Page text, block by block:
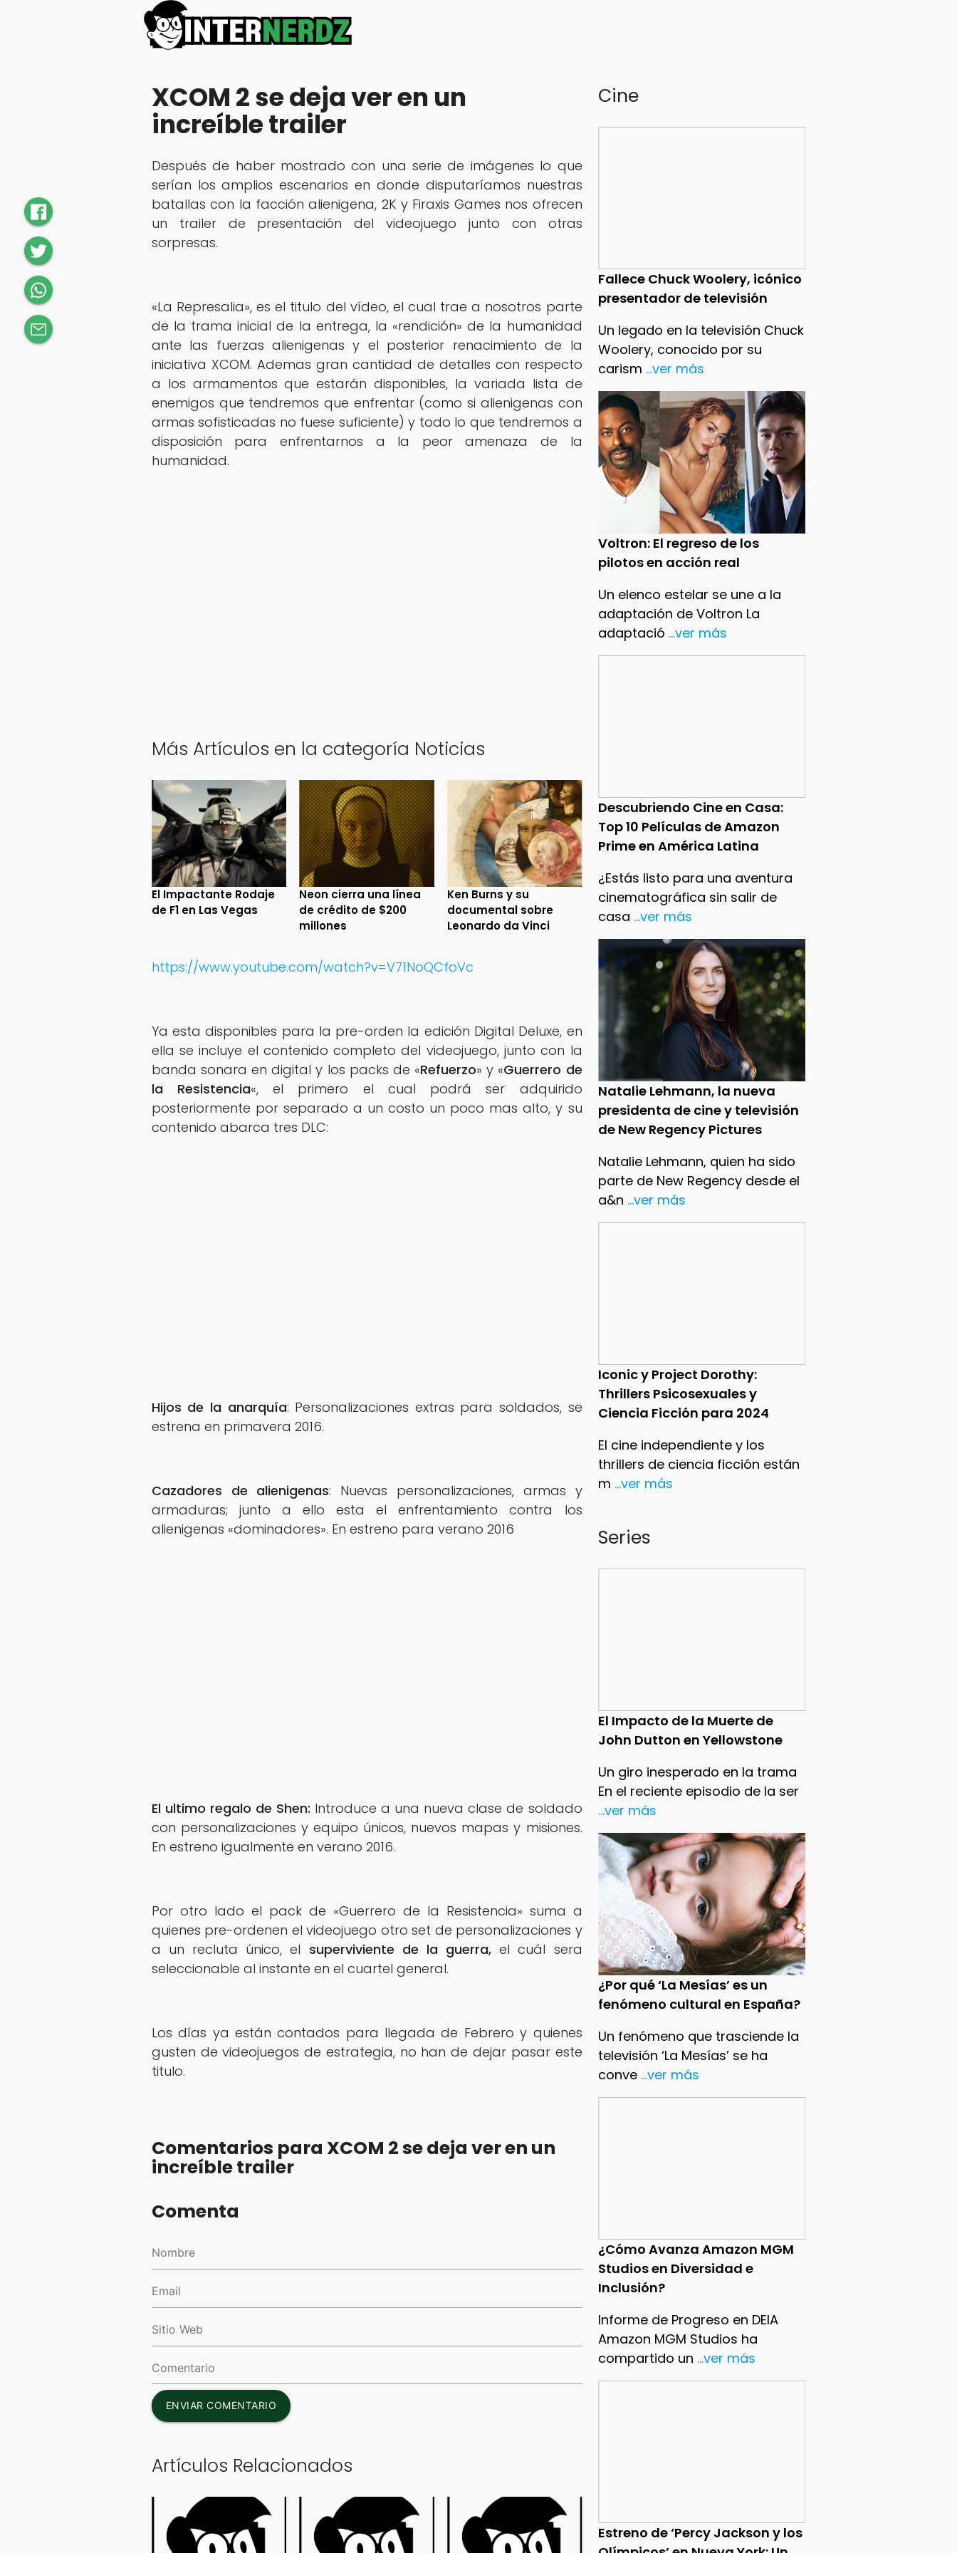
Cine
Fallece Chuck Woolery, icónico
presentador de televisión
Un legado en la televisión Chuck
Woolery, conocido por su
carism ...ver más
Voltron: El regreso de los
pilotos en acción real
Un elenco estelar se une a la
adaptación de Voltron La
adaptació ...ver más
Descubriendo Cine en Casa:
Top 10 Películas de Amazon
Prime en América Latina
¿Estás listo para una aventura
cinematográfica sin salir de
casa ...ver más
Natalie Lehmann, la nueva
presidenta de cine y televisión
de New Regency Pictures
Natalie Lehmann, quien ha sido
parte de New Regency desde el
a&n ...ver más
Iconic y Project Dorothy:
Thrillers Psicosexuales y
Ciencia Ficción para 2024
El cine independiente y los
thrillers de ciencia ficción están
m ...ver más
Series
El Impacto de la Muerte de
John Dutton en Yellowstone
Un giro inesperado en la trama
En el reciente episodio de la ser
...ver más
¿Por qué ‘La Mesías’ es un
fenómeno cultural en España?
Un fenómeno que trasciende la
televisión ‘La Mesías’ se ha
conve ...ver más
¿Cómo Avanza Amazon MGM
Studios en Diversidad e
Inclusión?
Informe de Progreso en DEIA
Amazon MGM Studios ha
compartido un ...ver más
Estreno de ‘Percy Jackson y los
XCOM 2 se deja ver en un
increíble trailer
Después de haber mostrado con una serie de imágenes lo que
serían los amplios escenarios en donde disputaríamos nuestras
batallas con la facción alienigena, 2K y Firaxis Games nos ofrecen
un trailer de presentación del videojuego junto con otras
sorpresas.
«La Represalia», es el titulo del vídeo, el cual trae a nosotros parte
de la trama inicial de la entrega, la «rendición» de la humanidad
ante las fuerzas alienigenas y el posterior renacimiento de la
iniciativa XCOM. Ademas gran cantidad de detalles con respecto
a los armamentos que estarán disponibles, la variada lista de
enemigos que tendremos que enfrentar (como si alienigenas con
armas sofisticadas no fuese suficiente) y todo lo que tendremos a
disposición para enfrentarnos a la peor amenaza de la
humanidad.
Más Artículos en la categoría Noticias
El Impactante Rodaje
de F1 en Las Vegas
Neon cierra una línea
de crédito de $200
millones
Ken Burns y su
documental sobre
Leonardo da Vinci
https://www.youtube.com/watch?v=V71NoQCfoVc
Ya esta disponibles para la pre-orden la edición Digital Deluxe, en
ella se incluye el contenido completo del videojuego, junto con la
banda sonara en digital y los packs de «Refuerzo» y «Guerrero de
la Resistencia«, el primero el cual podrá ser adquirido
posteriormente por separado a un costo un poco mas alto, y su
contenido abarca tres DLC:
Hijos de la anarquía: Personalizaciones extras para soldados, se
estrena en primavera 2016.
Cazadores de alienigenas: Nuevas personalizaciones, armas y
armaduras; junto a ello esta el enfrentamiento contra los
alienigenas «dominadores». En estreno para verano 2016
El ultimo regalo de Shen: Introduce a una nueva clase de soldado
con personalizaciones y equipo únicos, nuevos mapas y misiones.
En estreno igualmente en verano 2016.
Por otro lado el pack de «Guerrero de la Resistencia» suma a
quienes pre-ordenen el videojuego otro set de personalizaciones y
a un recluta único, el superviviente de la guerra,el cuál sera
seleccionable al instante en el cuartel general.
Los días ya están contados para llegada de Febrero y quienes
gusten de videojuegos de estrategia, no han de dejar pasar este
titulo.
Comentarios para XCOM 2 se deja ver en un
increíble trailer
Comenta
ENVIAR COMENTARIO
Artículos Relacionados